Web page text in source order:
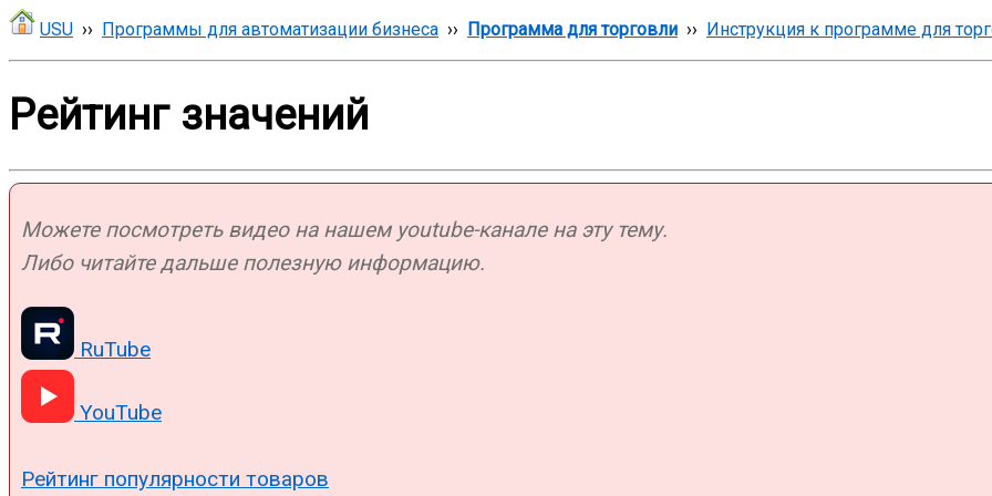
USU ›› Программы для автоматизации бизнеса ›› Программа для торговли ›› Инструкция к программе для
Рейтинг значений
Можете посмотреть видео на нашем youtube-канале на эту тему.
Либо читайте дальше полезную информацию.
RuTube
YouTube
Рейтинг популярности товаров